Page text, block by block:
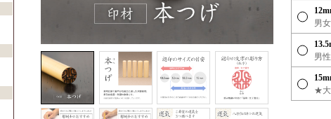
男
男
★大